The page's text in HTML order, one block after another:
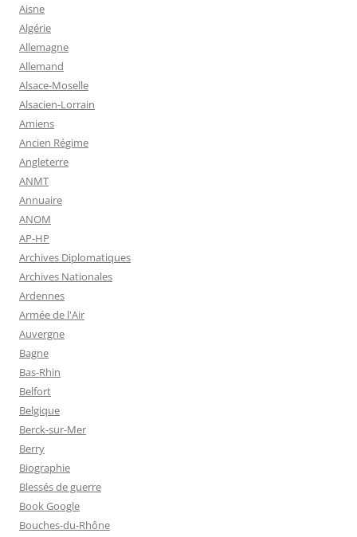
Aisne
Algérie
Allemagne
Allemand
Alsace-Moselle
Alsacien-Lorrain
Amiens
Ancien Régime
Angleterre
ANMT
Annuaire
ANOM
AP-HP
Archives Diplomatiques
Archives Nationales
Ardennes
Armée de l'Air
Auvergne
Bagne
Bas-Rhin
Belfort
Belgique
Berck-sur-Mer
Berry
Biographie
Blessés de guerre
Book Google
Bouches-du-Rhône